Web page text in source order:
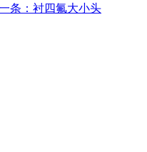
条：衬四氟大小头